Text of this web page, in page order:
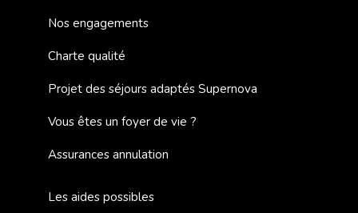
Nos engagements
Charte qualité
Projet des séjours adaptés Supernova
Vous êtes un foyer de vie ?
Assurances annulation
Les aides possibles